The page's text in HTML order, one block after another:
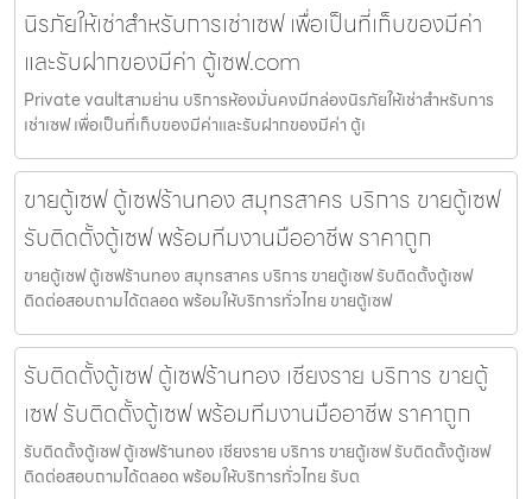
นิรภัยให้เช่าสำหรับการเช่าเซฟ เพื่อเป็นที่เก็บของมีค่า
และรับฝากของมีค่า ตู้เซฟ.com
Private vaultสามย่าน บริการห้องมั่นคงมีกล่องนิรภัยให้เช่าสำหรับการ
เช่าเซฟ เพื่อเป็นที่เก็บของมีค่าและรับฝากของมีค่า ตู้เ
ขายตู้เซฟ ตู้เซฟร้านทอง สมุทรสาคร บริการ ขายตู้เซฟ
รับติดตั้งตู้เซฟ พร้อมทีมงานมืออาชีพ ราคาถูก
ขายตู้เซฟ ตู้เซฟร้านทอง สมุทรสาคร บริการ ขายตู้เซฟ รับติดตั้งตู้เซฟ
ติดต่อสอบถามได้ตลอด พร้อมให้บริการทั่วไทย ขายตู้เซฟ
รับติดตั้งตู้เซฟ ตู้เซฟร้านทอง เชียงราย บริการ ขายตู้
เซฟ รับติดตั้งตู้เซฟ พร้อมทีมงานมืออาชีพ ราคาถูก
รับติดตั้งตู้เซฟ ตู้เซฟร้านทอง เชียงราย บริการ ขายตู้เซฟ รับติดตั้งตู้เซฟ
ติดต่อสอบถามได้ตลอด พร้อมให้บริการทั่วไทย รับต